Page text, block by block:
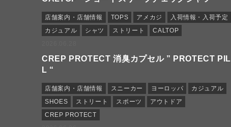
店舗案内・店舗情報 TOPS アメカジ
入荷情報・入荷予定
カジュアル
シャツ ストリート
CALTOP
CREP PROTECT 消臭カプセル ” PROTECT PIL
L “
店舗案内・店舗情報 スニーカー ヨーロッパ
カジュアル
SHOES
ストリート スポーツ
アウトドア
CREP PROTECT